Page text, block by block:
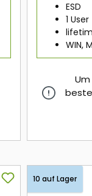
ESD
1 User
WIN,
10 auf Lager